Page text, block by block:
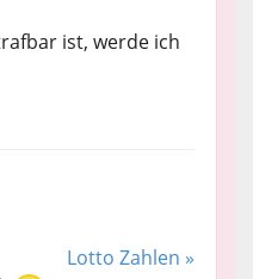
ist, werde ich
Lotto Zahlen »